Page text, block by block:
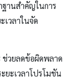
านสำคัญในการ
เวลาในจัด
ช่วยลดข้อผิดพลาด
ยะเวลาโปรโมชัน